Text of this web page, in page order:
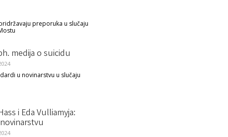
preporuka u slučaju
medija o suicidu
u novinarstvu u slučaju
i Eda Vulliamyja: